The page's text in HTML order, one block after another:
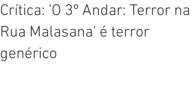
Crítica: 'O 3º Andar: Terror na
Rua Malasana' é terror
genérico